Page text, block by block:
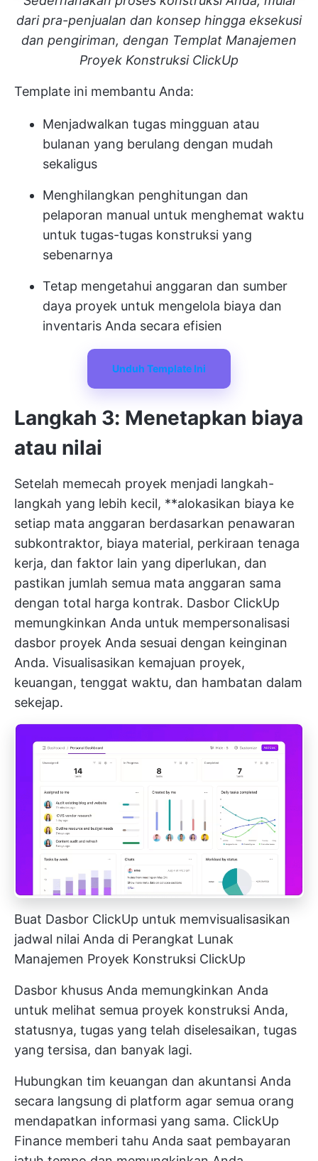
dari pra-penjualan dan konsep hingga eksekusi
dan pengiriman, dengan Templat Manajemen
Proyek Konstruksi ClickUp
Template ini membantu Anda:
Menjadwalkan tugas mingguan atau
bulanan yang berulang dengan mudah
sekaligus
Menghilangkan penghitungan dan
pelaporan manual untuk menghemat waktu
untuk tugas-tugas konstruksi yang
sebenarnya
Tetap mengetahui anggaran dan sumber
daya proyek untuk mengelola biaya dan
inventaris Anda secara efisien
Unduh Template Ini
Langkah 3: Menetapkan biaya
atau nilai
Setelah memecah proyek menjadi langkah-
langkah yang lebih kecil, **alokasikan biaya ke
setiap mata anggaran berdasarkan penawaran
subkontraktor, biaya material, perkiraan tenaga
kerja, dan faktor lain yang diperlukan, dan
pastikan jumlah semua mata anggaran sama
dengan total harga kontrak. Dasbor ClickUp
memungkinkan Anda untuk mempersonalisasi
dasbor proyek Anda sesuai dengan keinginan
Anda. Visualisasikan kemajuan proyek,
keuangan, tenggat waktu, dan hambatan dalam
sekejap.
Buat Dasbor ClickUp untuk memvisualisasikan
jadwal nilai Anda di Perangkat Lunak
Manajemen Proyek Konstruksi ClickUp
Dasbor khusus Anda memungkinkan Anda
untuk melihat semua proyek konstruksi Anda,
statusnya, tugas yang telah diselesaikan, tugas
yang tersisa, dan banyak lagi.
Hubungkan tim keuangan dan akuntansi Anda
secara langsung di platform agar semua orang
mendapatkan informasi yang sama. ClickUp
Finance memberi tahu Anda saat pembayaran